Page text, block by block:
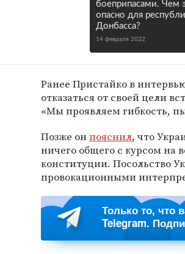
боеприпасами. Чем
опасно для
Донбасса?
14 февраля 2022
Ранее Пристайко в
отказаться от своей цели
«Мы проявляем гибкость,
Позже онпояснил, что
ничего общего с курсом на
конституции. Посольство
провокационными
Только то, что
Telegram.